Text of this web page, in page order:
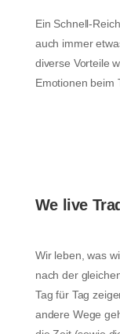
Ein Schnell-
auch immer
diverse Vorteile
Emotionen beim
We live
Wir leben, was
nach der
Tag für Tag
andere Wege